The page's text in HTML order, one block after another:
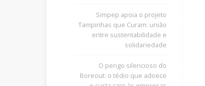
Simpep apoia o projeto
Tampinhas que Curam: união
entre sustentabilidade e
solidariedade
O perigo silencioso do
Boreout: o tédio que adoece